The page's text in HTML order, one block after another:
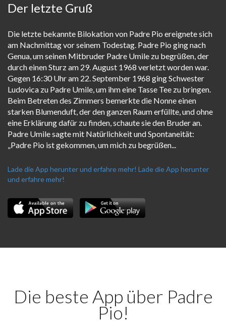
Der letzte Gruß
Die letzte bekannte Bilokation von Padre Pio ereignete sich
am Nachmittag vor seinem Todestag. Padre Pio ging nach
Genua, um seinen Mitbruder Padre Umile zu begrüßen, der
durch einen Sturz am 29. August 1968 verletzt worden war.
Gegen 16:30 Uhr am 22. September 1968 ging Schwester
Ludovica zu Padre Umile, um ihm eine Tasse Tee zu bringen.
Beim Betreten des Zimmers bemerkte die Nonne einen
starken Blumenduft, der den ganzen Raum erfüllte, und ohne
eine Erklärung dafür zu finden, schaute sie den Bruder an.
Padre Umile sagte mit Natürlichkeit und Spontaneität:
„Padre Pio ist gekommen, um mich zu begrüßen...
Lade die App herunter und erfahre mehr! Lade die App herunter
und erfahre mehr!
Die beste App über Padre
Pio!